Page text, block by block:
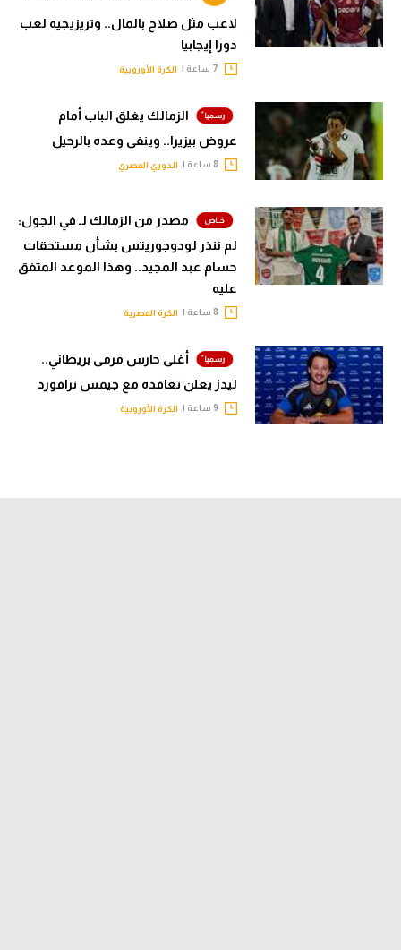
لاعب مثل صلاح بالمال.. وتريزيجيه لعب
دورا إيجابيا
الكرة الأوروبية
الزمالك يغلق الباب أمام
عروض بيزيرا.. وينفي وعده بالرحيل
الدوري المصري
مصدر من الزمالك لـ في الجول:
لم ننذر لودوجوريتس بشأن مستحقات
حسام عبد المجيد.. وهذا الموعد المتفق
عليه
الكرة المصرية
أغلى حارس مرمى بريطاني..
ليدز يعلن تعاقده مع جيمس ترافورد
الكرة الأوروبية